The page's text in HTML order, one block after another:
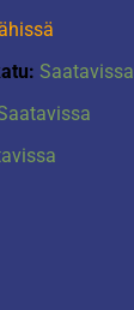
Saatavissa